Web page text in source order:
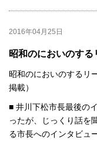
2016年04月25日
昭和のにおいのする
昭和のにおいのするリ
掲載）
■ 井川下松市長最後の
ったが、じっくり話を
る市長へのインタビュ